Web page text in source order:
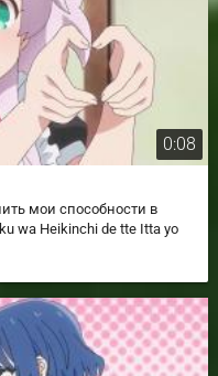
0:08
мои способности в
wa Heikinchi de tte Itta yo